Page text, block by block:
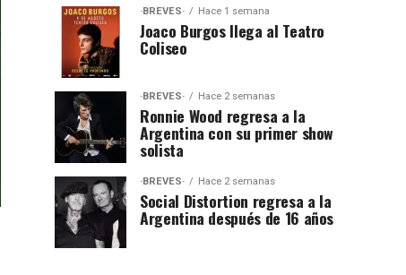
·BREVES· Hace 1 semana
Joaco Burgos llega al Teatro
Coliseo
·BREVES· Hace 2 semanas
Ronnie Wood regresa a la
Argentina con su primer show
solista
·BREVES· Hace 2 semanas
Social Distortion regresa a la
Argentina después de 16 años